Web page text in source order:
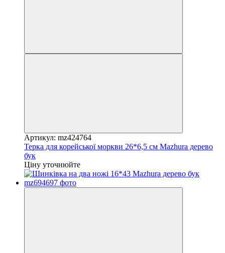
Артикул: mz424764
Терка для корейської моркви 26*6,5 см Mazhura дерево
бук
Ціну уточнюйте